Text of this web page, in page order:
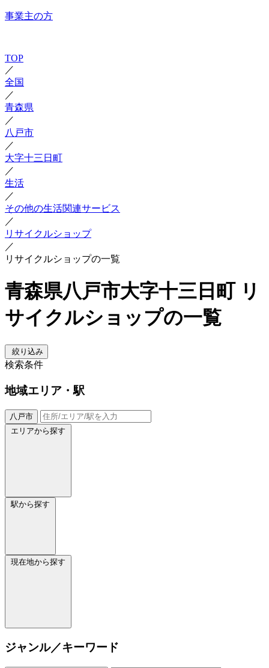
事業主の方
TOP
／
全国
／
青森県
／
八戸市
／
大字十三日町
／
生活
／
その他の生活関連サービス
／
リサイクルショップ
／
リサイクルショップの一覧
青森県八戸市大字十三日町 リ
サイクルショップの一覧
絞り込み
検索条件
地域エリア・駅
八戸市
エリアから探す
駅から探す
現在地から探す
ジャンル／キーワード